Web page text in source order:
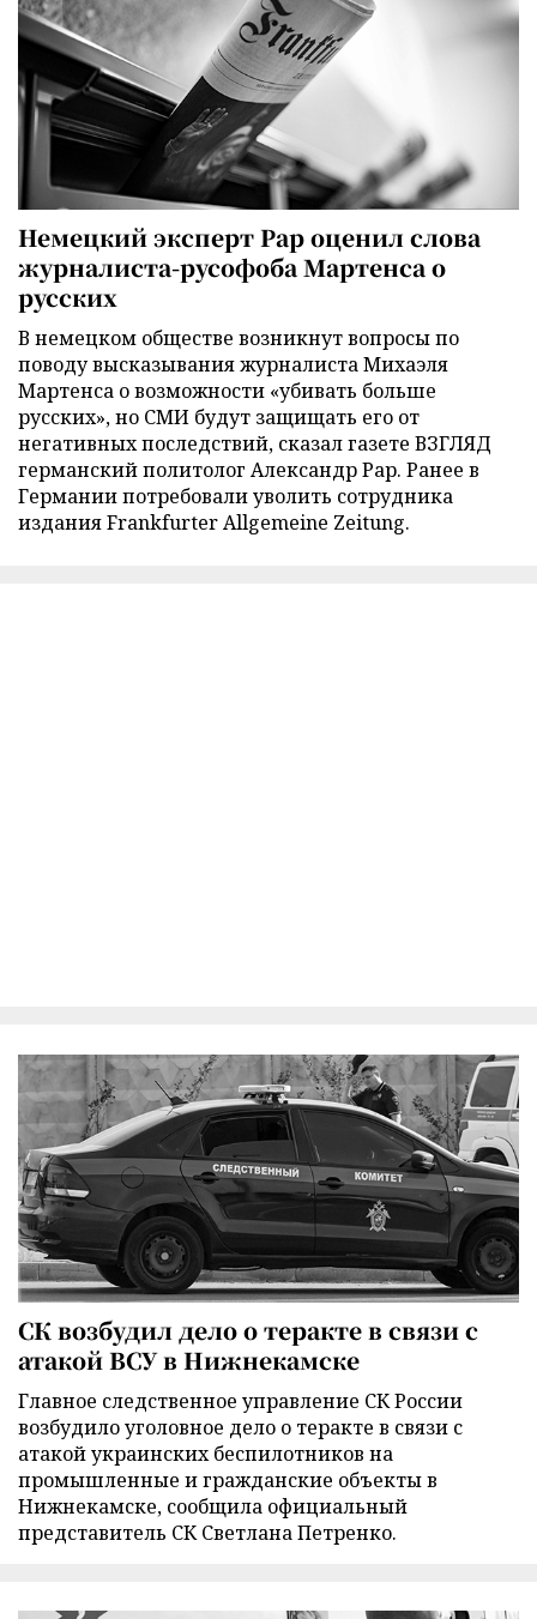
Немецкий эксперт Рар оценил слова
журналиста-русофоба Мартенса о
русских
В немецком обществе возникнут вопросы по
поводу высказывания журналиста Михаэля
Мартенса о возможности «убивать больше
русских», но СМИ будут защищать его от
негативных последствий, сказал газете ВЗГЛЯД
германский политолог Александр Рар. Ранее в
Германии потребовали уволить сотрудника
издания Frankfurter Allgemeine Zeitung.
СК возбудил дело о теракте в связи с
атакой ВСУ в Нижнекамске
Главное следственное управление СК России
возбудило уголовное дело о теракте в связи с
атакой украинских беспилотников на
промышленные и гражданские объекты в
Нижнекамске, сообщила официальный
представитель СК Светлана Петренко.